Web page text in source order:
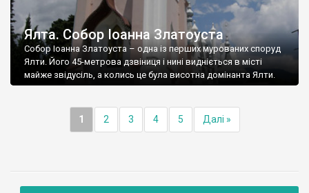
Ялта. Собор Іоанна Златоуста
Собор Іоанна Златоуста – одна із перших мурованих споруд
Ялти. Його 45-метрова дзвіниця і нині видніється в місті
майже звідусіль, а колись це була висотна домінанта Ялти.
1 2 3 4 5 Далі »